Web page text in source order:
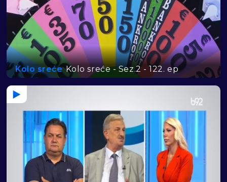
Kolo sreće Kolo sreće - Sez.2 - 122. ep